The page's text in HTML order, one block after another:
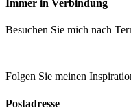
Immer in Verbindung
Besuchen Sie mich nach
Folgen Sie meinen
Postadresse